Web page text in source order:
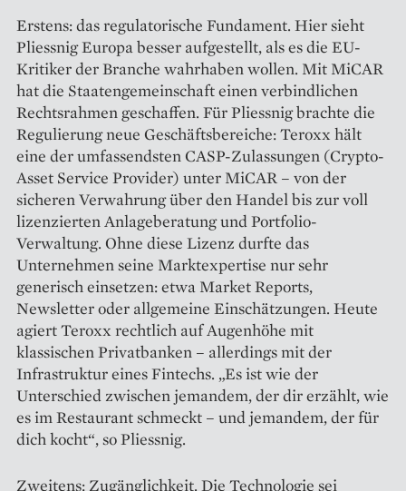
Erstens: das regulatorische Fundament. Hier sieht
Pliessnig Europa besser aufgestellt, als es die EU-
Kritiker der Branche wahrhaben wollen. Mit MiCAR
hat die Staatengemeinschaft einen verbindlichen
Rechtsrahmen geschaffen. Für Pliessnig brachte die
Regulierung neue Geschäftsbereiche: Teroxx hält
eine der umfassendsten CASP-Zulassungen (Crypto-
Asset Service Provider) unter MiCAR – von der
sicheren Verwahrung über den Handel bis zur voll
lizenzierten Anlageberatung und Portfolio-
Verwaltung. Ohne diese Lizenz durfte das
Unternehmen seine Marktexpertise nur sehr
generisch einsetzen: etwa Market Reports,
Newsletter oder allgemeine Einschätzungen. Heute
agiert Teroxx rechtlich auf Augenhöhe mit
klassischen Privatbanken – aller­dings mit der
Infrastruktur eines Fintechs. „Es ist wie der
Unterschied zwischen jemandem, der dir erzählt, wie
es im Restaurant schmeckt – und jemandem, der für
dich kocht“, so Pliessnig.
Zweitens: Zugänglichkeit. Die Technologie sei